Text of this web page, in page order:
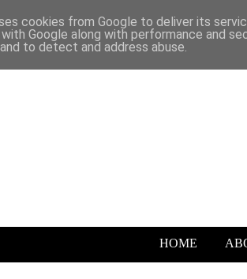
HOME
cookies from Google to deliver its
with Google along with performance and
to detect and address abuse.